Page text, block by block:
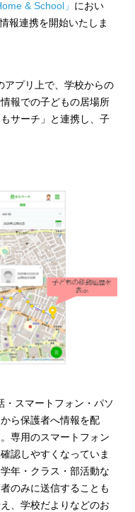
& School」 におい
報連携を開始いたしま
アプリ上で、学校からの
報での子どもの居場所
サーチ」と連携し、子
・スマートフォン・パソ
ら保護者へ情報を配
専用のスマートフォン
認しやすくなっていま
年・クラス・部活動な
のみに送信することも
、学校だよりなどのお